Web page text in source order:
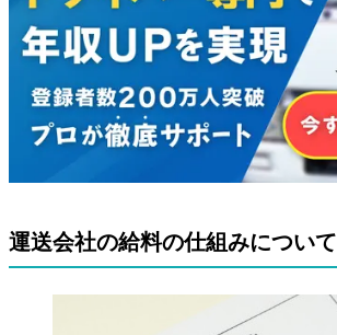
運送会社の給料の仕組みについて